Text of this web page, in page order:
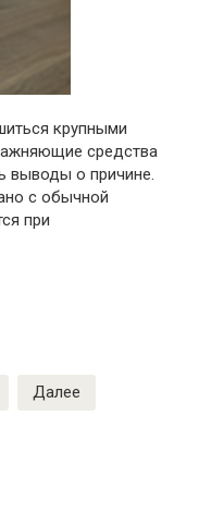
крупными
средства
выводы о причине.
с обычной
при
Далее